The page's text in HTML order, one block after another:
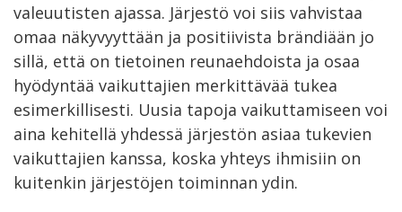
valeuutisten ajassa. Järjestö voi siis vahvistaa
omaa näkyvyyttään ja positiivista brändiään jo
sillä, että on tietoinen reunaehdoista ja osaa
hyödyntää vaikuttajien merkittävää tukea
esimerkillisesti. Uusia tapoja vaikuttamiseen voi
aina kehitellä yhdessä järjestön asiaa tukevien
vaikuttajien kanssa, koska yhteys ihmisiin on
kuitenkin järjestöjen toiminnan ydin.